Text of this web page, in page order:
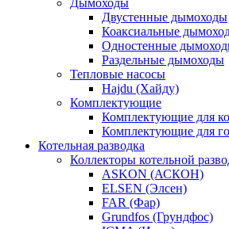
Дымоходы
Двустенные дымоходы
Коаксиальные
Одностенные
Раздельные дымоходы
Тепловые насосы
Hajdu (Хайду)
Комплектующие
Комплектующие для
Комплектующие для
Котельная разводка
Коллекторы котельной
ASKON (АСКОН)
ELSEN (Элсен)
FAR (Фар)
Grundfos (Грундфос)